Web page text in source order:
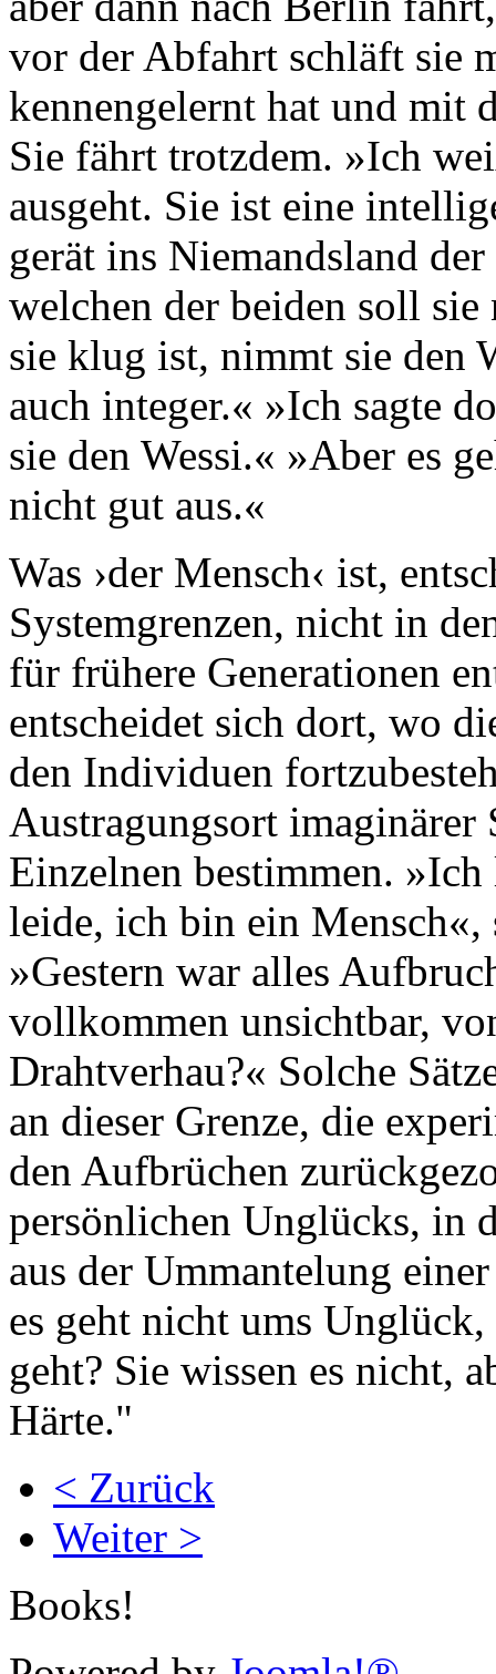
vor der Abfahrt schläft sie
kennengelernt hat und mit
Sie fährt trotzdem. »Ich
ausgeht. Sie ist eine
gerät ins Niemandsland
welchen der beiden soll
sie klug ist, nimmt sie den
auch integer.« »Ich sagte
sie den Wessi.« »Aber es
nicht gut aus.«
Was ›der Mensch‹ ist,
Systemgrenzen, nicht in
für frühere Generationen
entscheidet sich dort, wo
den Individuen
Austragungsort imaginärer
Einzelnen bestimmen.
leide, ich bin ein
»Gestern war alles
vollkommen unsichtbar,
Drahtverhau?« Solche
an dieser Grenze, die
den Aufbrüchen
persönlichen Unglücks, in
aus der Ummantelung
es geht nicht ums
geht? Sie wissen es nicht,
Härte."
< Zurück
Weiter >
Books!